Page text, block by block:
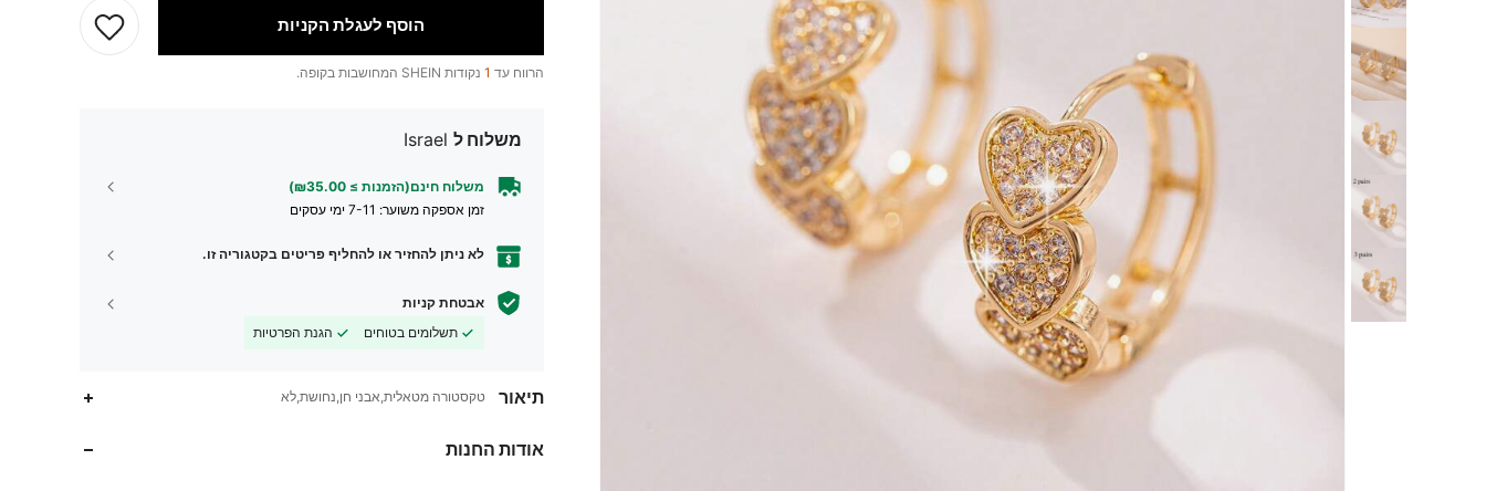
הוסף לעגלת הקניות
הרווח עד 1 נקודות SHEIN המחושבות בקופה.
משלוח ל Israel
משלוח חינם(הזמנות ≥ ₪35.00)
זמן אספקה ​​משוער: 7-11 ימי עסקים
לא ניתן להחזיר או להחליף פריטים בקטגוריה זו.
אבטחת קניות
תשלומים בטוחים
הגנת הפרטיות
תיאור טקסטורה מטאלית,אבני חן,נחושת,לא
אודות החנות
4.92
72
694